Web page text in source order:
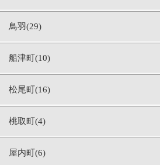
鳥羽(29)
船津町(10)
松尾町(16)
桃取町(4)
屋内町(6)